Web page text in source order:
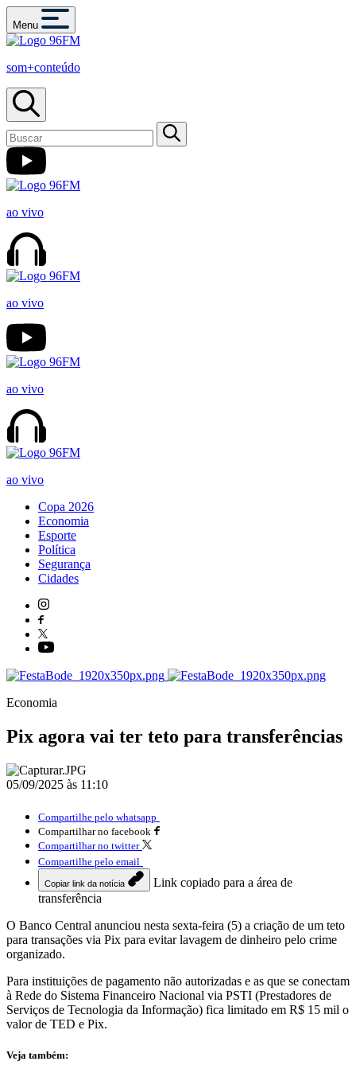
Menu
som+conteúdo
ao vivo
ao vivo
ao vivo
ao vivo
Copa 2026
Economia
Esporte
Política
Segurança
Cidades
Economia
Pix agora vai ter teto para transferências
05/09/2025 às 11:10
Compartilhe pelo whatsapp
Compartilhar no facebook
Compartilhar no twitter
Compartilhe pelo email
Copiar link da notícia
Link copiado para a área de
transferência
O Banco Central anunciou nesta sexta-feira (5) a criação de um teto
para transações via Pix para evitar lavagem de dinheiro pelo crime
organizado.
Para instituições de pagamento não autorizadas e as que se conectam
à Rede do Sistema Financeiro Nacional via PSTI (Prestadores de
Serviços de Tecnologia da Informação) fica limitado em R$ 15 mil o
valor de TED e Pix.
Veja também: